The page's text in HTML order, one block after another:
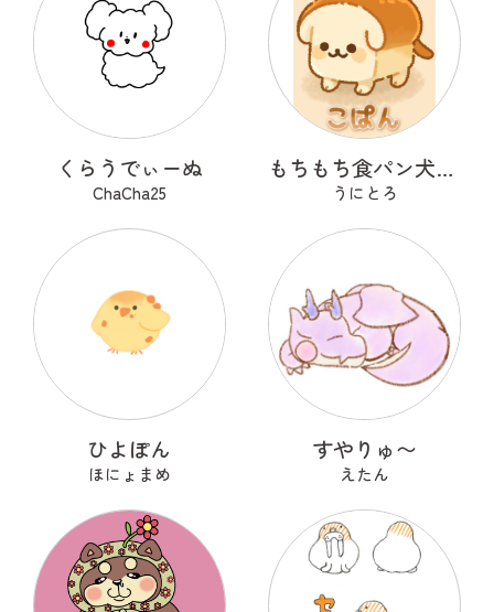
くらうでぃーぬ
ChaCha25
もちもち食パン犬 こぱん
うにとろ
ひよぽん
ほにょまめ
すやりゅ〜
えたん